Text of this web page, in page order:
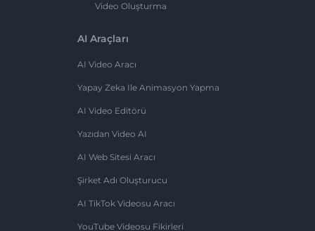
Video Oluşturma
AI Araçları
AI Video Aracı
Yapay Zeka Ile Animasyon Yapma
AI Video Editörü
Yazıdan Video AI
AI Web Sitesi Aracı
Şirket Adı Oluşturucu
AI TikTok Videosu Aracı
YouTube Videosu Fikirleri